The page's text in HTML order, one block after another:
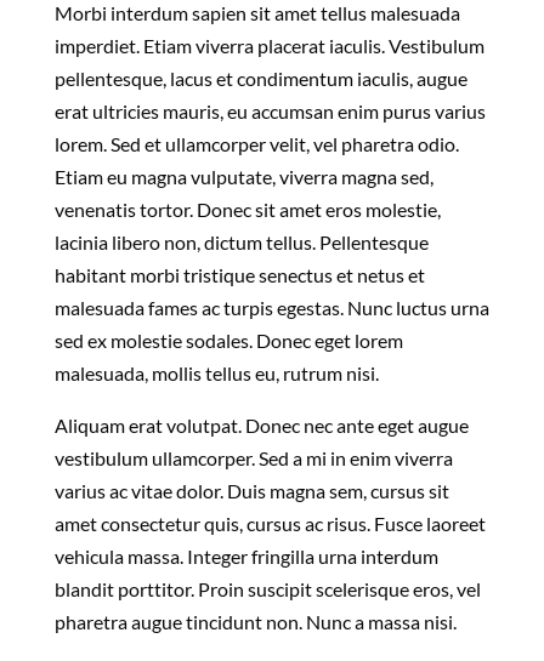
Morbi interdum sapien sit amet tellus malesuada
imperdiet. Etiam viverra placerat iaculis. Vestibulum
pellentesque, lacus et condimentum iaculis, augue
erat ultricies mauris, eu accumsan enim purus varius
lorem. Sed et ullamcorper velit, vel pharetra odio.
Etiam eu magna vulputate, viverra magna sed,
venenatis tortor. Donec sit amet eros molestie,
lacinia libero non, dictum tellus. Pellentesque
habitant morbi tristique senectus et netus et
malesuada fames ac turpis egestas. Nunc luctus urna
sed ex molestie sodales. Donec eget lorem
malesuada, mollis tellus eu, rutrum nisi.
Aliquam erat volutpat. Donec nec ante eget augue
vestibulum ullamcorper. Sed a mi in enim viverra
varius ac vitae dolor. Duis magna sem, cursus sit
amet consectetur quis, cursus ac risus. Fusce laoreet
vehicula massa. Integer fringilla urna interdum
blandit porttitor. Proin suscipit scelerisque eros, vel
pharetra augue tincidunt non. Nunc a massa nisi.